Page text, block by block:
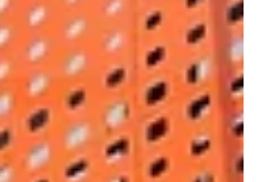
descuento durante todo el
para activar el consumo en
el Mundial no se vive solo
se vive alrededor de una
con mate, con familia, con